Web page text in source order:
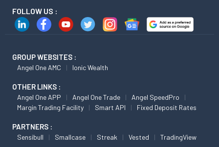
FOLLOW US :
GROUP WEBSITES :
Angel One AMC Ionic Wealth
OTHER LINKS :
Angel One APP Angel One Trade
Angel SpeedPro
Margin Trading Facility
Smart API Fixed Deposit Rates
PARTNERS :
Sensibull Smallcase Streak Vested TradingView